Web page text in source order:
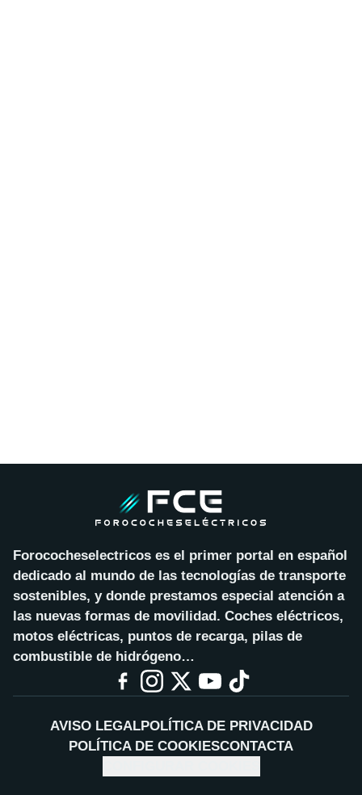
Forococheselectricos es el primer portal en español
dedicado al mundo de las tecnologías de transporte
sostenibles, y donde prestamos especial atención a
las nuevas formas de movilidad. Coches eléctricos,
motos eléctricas, puntos de recarga, pilas de
combustible de hidrógeno…
AVISO LEGALPOLÍTICA DE PRIVACIDAD
POLÍTICA DE COOKIESCONTACTA